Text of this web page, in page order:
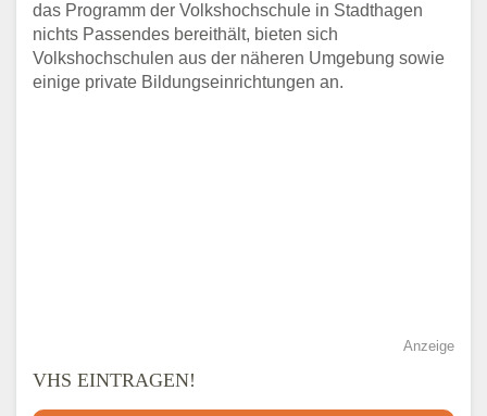
das Programm der Volkshochschule in Stadthagen
nichts Passendes bereithält, bieten sich
Volkshochschulen aus der näheren Umgebung sowie
einige private Bildungseinrichtungen an.
Anzeige
VHS EINTRAGEN!